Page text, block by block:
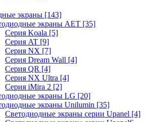
экраны [143]
экраны AET [35]
Cерия Koala [5]
Серия AT [9]
Серия NX [7]
Серия Dream Wall [4]
Серия QR [4]
Серия NX Ultra [4]
Серия iMira 2 [2]
экраны LG [20]
экраны Unilumin [35]
Светодиодные экраны серии Upanel [4]